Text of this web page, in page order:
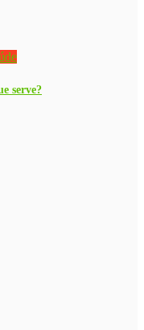
serve?